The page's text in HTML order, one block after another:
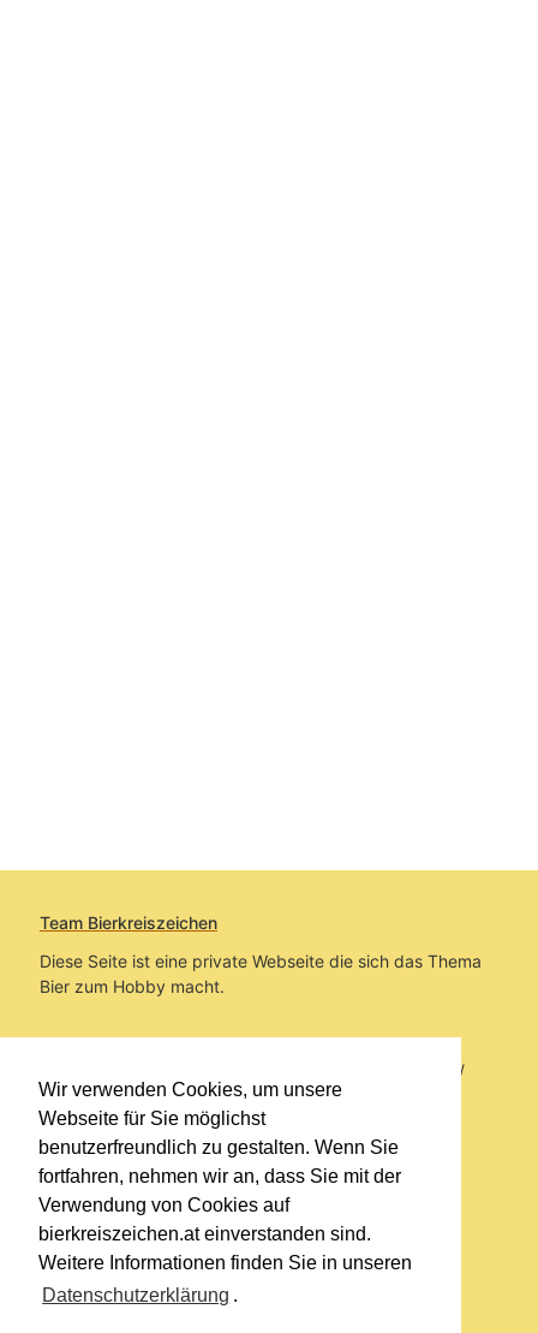
Wir verwenden Cookies, um unsere
Webseite für Sie möglichst
benutzerfreundlich zu gestalten. Wenn Sie
fortfahren, nehmen wir an, dass Sie mit der
Verwendung von Cookies auf
bierkreiszeichen.at einverstanden sind.
Weitere Informationen finden Sie in unseren
Datenschutzerklärung .
Team Bierkreiszeichen
Diese Seite ist eine private Webseite die sich das Thema
Bier zum Hobby macht.
Sie befinden sich auf https://www.bierkreiszeichen.at/
im Pfad:Übers Bier/Bierlokale
Erstellt: 2019-01-16
Links
Impressum
Datenschutzerklärung